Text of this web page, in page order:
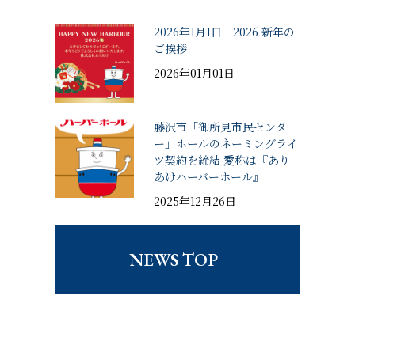
2026年1月1日 2026 新年の
ご挨拶
2026年01月01日
藤沢市「御所見市民センタ
ー」ホールのネーミングライ
ツ契約を締結 愛称は『あり
あけハーバーホール』
2025年12月26日
NEWS TOP